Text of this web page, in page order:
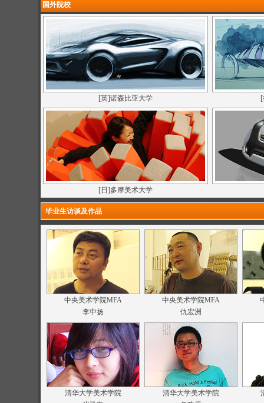
国外院校
[英]诺森比亚大学
[日]多摩美术大学
毕业生访谈及作品
中央美术学院MFA
李中扬
中央美术学院MFA
仇宏洲
清华大学美术学院
清华大学美术学院